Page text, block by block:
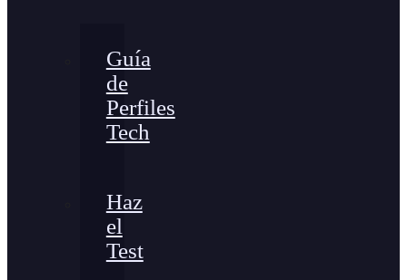
Guía
de
Perfiles
Tech
Haz
el
Test